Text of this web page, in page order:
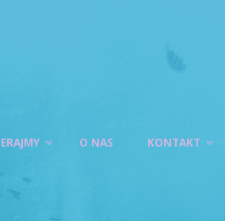
O NAS KONTAKT